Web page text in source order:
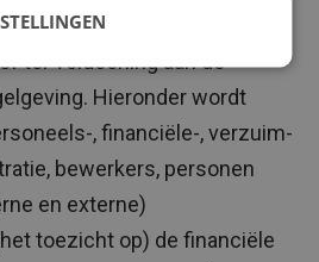
van) hun
ter voldoening aan de
Hieronder wordt
, financiële-, verzuim-
bewerkers, personen
en externe)
toezicht op) de financiële